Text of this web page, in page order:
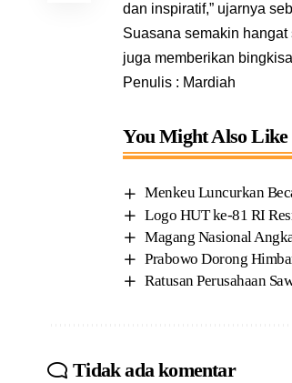
dan inspiratif,” ujarnya
Suasana semakin
juga memberikan
Penulis : Mardiah
You Might Also Like
Menkeu Luncurkan
Logo HUT ke-81 RI
Magang Nasional
Prabowo Dorong
Ratusan Perusahaan
Tidak ada komentar